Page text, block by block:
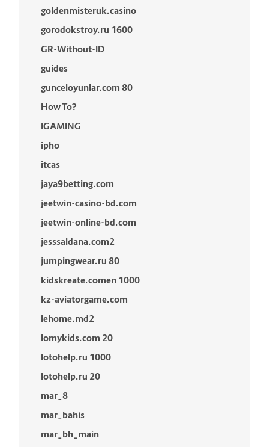
goldenmisteruk.casino
gorodokstroy.ru 1600
GR-Without-ID
guides
gunceloyunlar.com 80
How To?
IGAMING
ipho
itcas
jaya9betting.com
jeetwin-casino-bd.com
jeetwin-online-bd.com
jesssaldana.com2
jumpingwear.ru 80
kidskreate.comen 1000
kz-aviatorgame.com
lehome.md2
lomykids.com 20
lotohelp.ru 1000
lotohelp.ru 20
mar_8
mar_bahis
mar_bh_main